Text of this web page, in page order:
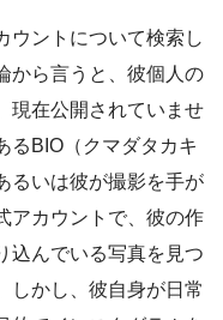
ウントについて検索し
から言うと、彼個人の
現在公開されていませ
るBIO（クマダタカキ
るいは彼が撮影を手が
アカウントで、彼の作
込んでいる写真を見つ
しかし、彼自身が日常